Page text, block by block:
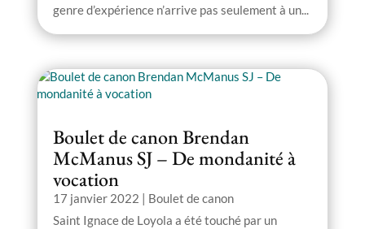
genre d’expérience n’arrive pas seulement à un...
Boulet de canon Brendan
McManus SJ – De mondanité à
vocation
17 janvier 2022 | Boulet de canon
Saint Ignace de Loyola a été touché par un